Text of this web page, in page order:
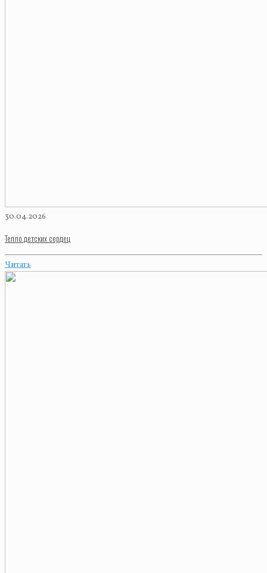
30.04.2026
Тепло детских сердец
Читать